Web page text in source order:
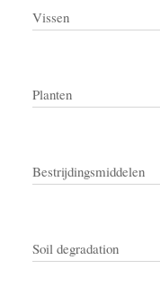
Vissen
Planten
Bestrijdingsmiddelen
Soil degradation